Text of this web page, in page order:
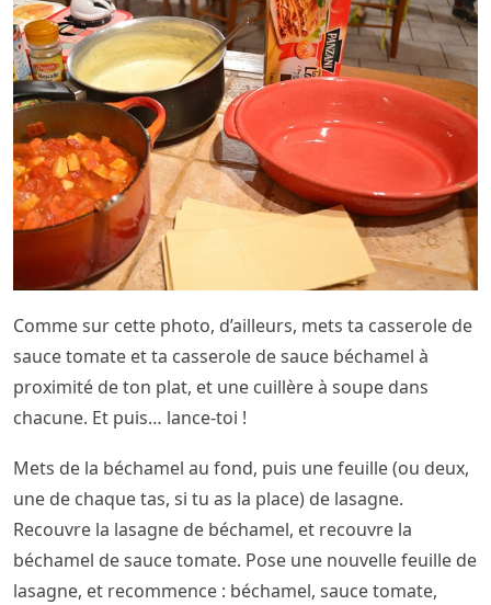
Comme sur cette photo, d’ailleurs, mets ta casserole de
sauce tomate et ta casserole de sauce béchamel à
proximité de ton plat, et une cuillère à soupe dans
chacune. Et puis… lance-toi !
Mets de la béchamel au fond, puis une feuille (ou deux,
une de chaque tas, si tu as la place) de lasagne.
Recouvre la lasagne de béchamel, et recouvre la
béchamel de sauce tomate. Pose une nouvelle feuille de
lasagne, et recommence : béchamel, sauce tomate,